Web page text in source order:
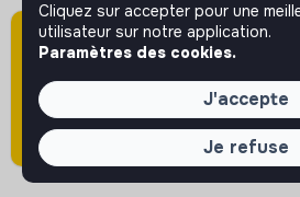
Attention cette annonce a été
plus de 60 jours (le 01/06/
doute expirée ou non mise à
Cliquez sur accepter pour une
utilisateur sur notre application.
Paramètres des cookies.
J'accepte
Je refuse